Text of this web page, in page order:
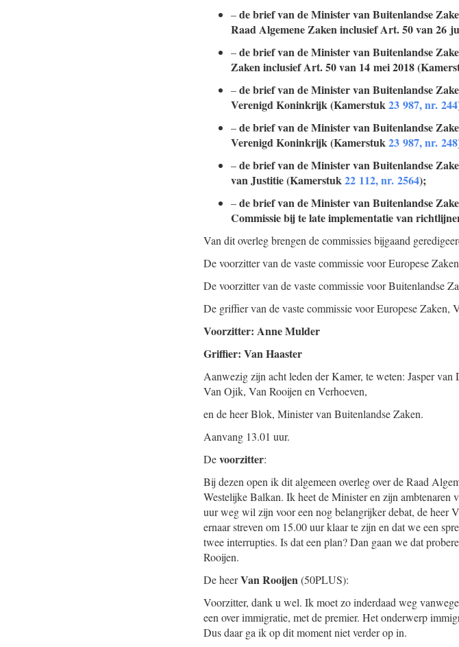
–de brief van de Minister van Buitenlandse
Raad Algemene Zaken inclusief Art. 50 van 26
–de brief van de Minister van Buitenlandse
Zaken inclusief Art. 50 van 14 mei 2018
–de brief van de Minister van Buitenlandse
Verenigd Koninkrijk (Kamerstuk23 987, nr. 244
–de brief van de Minister van Buitenlandse
Verenigd Koninkrijk (Kamerstuk23 987, nr. 248
–de brief van de Minister van Buitenlandse
van Justitie (Kamerstuk22 112, nr. 2564);
–de brief van de Minister van Buitenlandse
Commissie bij te late implementatie van
Van dit overleg brengen de commissies bijgaand
De voorzitter van de vaste commissie voor Europese
De voorzitter van de vaste commissie voor Buitenlandse
De griffier van de vaste commissie voor Europese Zaken,
Voorzitter: Anne Mulder
Griffier: Van Haaster
Aanwezig zijn acht leden der Kamer, te weten: Jasper
Van Ojik, Van Rooijen en Verhoeven,
en de heer Blok, Minister van Buitenlandse Zaken.
Aanvang 13.01 uur.
Devoorzitter:
Bij dezen open ik dit algemeen overleg over de Raad
Westelijke Balkan. Ik heet de Minister en zijn
uur weg wil zijn voor een nog belangrijker debat, de heer
ernaar streven om 15.00 uur klaar te zijn en dat we een
twee interrupties. Is dat een plan? Dan gaan we dat
Rooijen.
De heerVan Rooijen(50PLUS):
Voorzitter, dank u wel. Ik moet zo inderdaad weg
een over immigratie, met de premier. Het onderwerp
Dus daar ga ik op dit moment niet verder op in.